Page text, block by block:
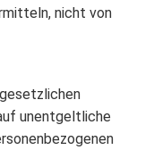
nicht von
unentgeltliche